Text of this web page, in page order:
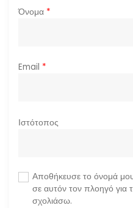
Όνομα *
Email *
Ιστότοπος
Αποθήκευσε το όνομά
σε αυτόν τον πλοηγό
σχολιάσω.